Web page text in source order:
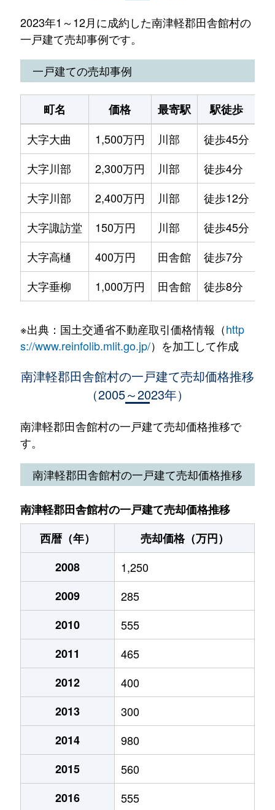
2023年1～12月に成約した南津軽郡田舎館村の
一戸建て売却事例です。
一戸建ての売却事例
町名 価格 最寄駅 駅徒歩
大字大曲
1,500万円 川部 徒歩45分
大字川部
2,300万円 川部 徒歩4分
大字川部
2,400万円 川部 徒歩12分
大字諏訪堂
150万円 川部 徒歩45分
大字高樋
400万円 田舎館 徒歩7分
大字垂柳
1,000万円 田舎館 徒歩8分
※出典：国土交通省不動産取引価格情報（http
s://www.reinfolib.mlit.go.jp/）を加工して作成
南津軽郡田舎館村の一戸建て売却価格推移
（2005～2023年）
南津軽郡田舎館村の一戸建て売却価格推移で
す。
南津軽郡田舎館村の一戸建て売却価格推移
南津軽郡田舎館村の一戸建て売却価格推移
西暦（年）
売却価格（万円）
2008
1,250
2009
285
2010
555
2011
465
2012
400
2013
300
2014
980
2015
560
2016
555